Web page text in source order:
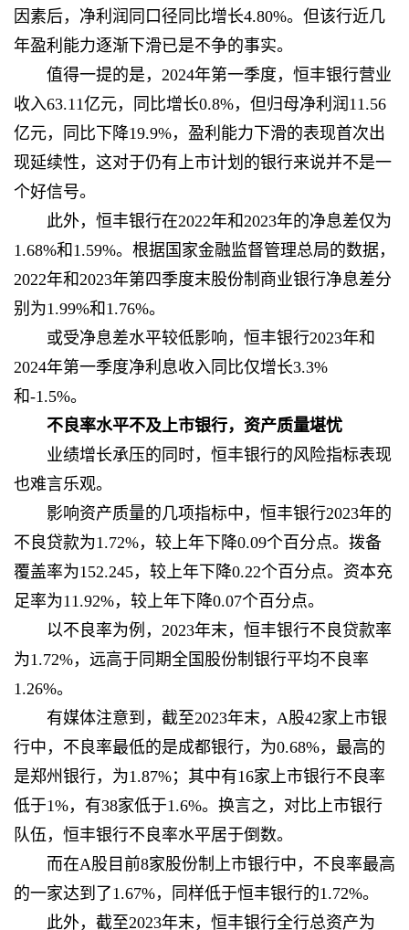
因素后，净利润同口径同比增长4.80%。但该行近几
年盈利能力逐渐下滑已是不争的事实。
值得一提的是，2024年第一季度，恒丰银行营业
收入63.11亿元，同比增长0.8%，但归母净利润11.56
亿元，同比下降19.9%，盈利能力下滑的表现首次出
现延续性，这对于仍有上市计划的银行来说并不是一
个好信号。
此外，恒丰银行在2022年和2023年的净息差仅为
1.68%和1.59%。根据国家金融监督管理总局的数据，
2022年和2023年第四季度末股份制商业银行净息差分
别为1.99%和1.76%。
或受净息差水平较低影响，恒丰银行2023年和
2024年第一季度净利息收入同比仅增长3.3%
和-1.5%。
不良率水平不及上市银行，资产质量堪忧
业绩增长承压的同时，恒丰银行的风险指标表现
也难言乐观。
影响资产质量的几项指标中，恒丰银行2023年的
不良贷款为1.72%，较上年下降0.09个百分点。拨备
覆盖率为152.245，较上年下降0.22个百分点。资本充
足率为11.92%，较上年下降0.07个百分点。
以不良率为例，2023年末，恒丰银行不良贷款率
为1.72%，远高于同期全国股份制银行平均不良率
1.26%。
有媒体注意到，截至2023年末，A股42家上市银
行中，不良率最低的是成都银行，为0.68%，最高的
是郑州银行，为1.87%；其中有16家上市银行不良率
低于1%，有38家低于1.6%。换言之，对比上市银行
队伍，恒丰银行不良率水平居于倒数。
而在A股目前8家股份制上市银行中，不良率最高
的一家达到了1.67%，同样低于恒丰银行的1.72%。
此外，截至2023年末，恒丰银行全行总资产为